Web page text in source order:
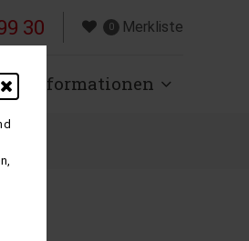
0 Merkliste
30
Informationen